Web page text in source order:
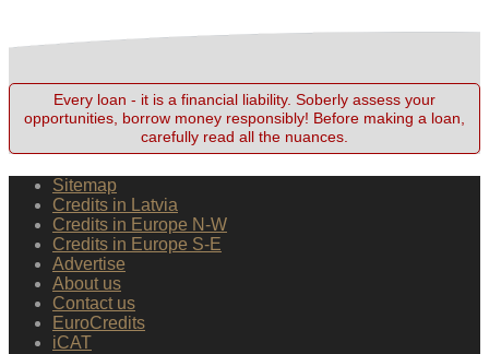
Every loan - it is a financial liability. Soberly assess your
opportunities, borrow money responsibly! Before making a loan,
carefully read all the nuances.
Sitemap
Credits in Latvia
Credits in Europe N-W
Credits in Europe S-E
Advertise
About us
Contact us
EuroCredits
iCAT